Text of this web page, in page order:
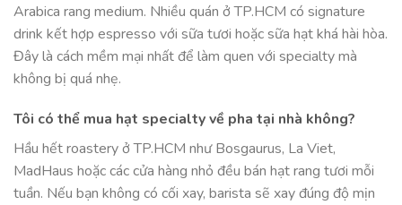
Arabica rang medium. Nhiều quán ở TP.HCM có signature
drink kết hợp espresso với sữa tươi hoặc sữa hạt khá hài hòa.
Đây là cách mềm mại nhất để làm quen với specialty mà
không bị quá nhẹ.
Tôi có thể mua hạt specialty về pha tại nhà không?
Hầu hết roastery ở TP.HCM như Bosgaurus, La Viet,
MadHaus hoặc các cửa hàng nhỏ đều bán hạt rang tươi mỗi
tuần. Nếu bạn không có cối xay, barista sẽ xay đúng độ mịn